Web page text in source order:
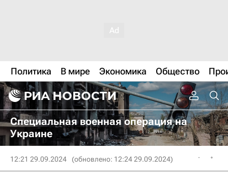
Политика В мире Экономика Общество
Специальная военная операция на
Украине
12:21 29.09.2024 (обновлено: 12:24 29.09.2024)